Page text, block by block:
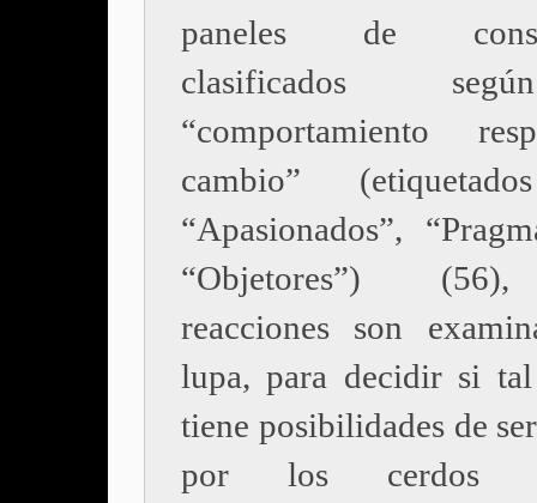
paneles de
clasificados
“comportamiento
cambio”
“Apasionados”,
“Objetores”)
reacciones son
lupa, para decidir si
tiene posibilidades de
por los cerdos